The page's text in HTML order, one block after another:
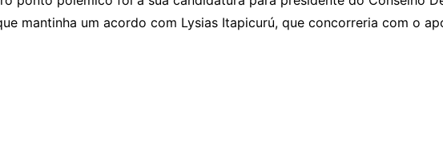
mantinha um acordo com Lysias Itapicurú, que concorreria com o